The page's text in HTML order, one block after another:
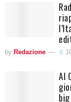
by Redazione
AI